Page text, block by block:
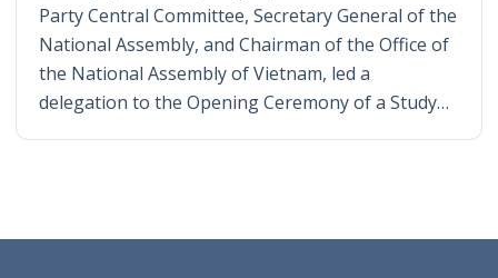
Party Central Committee, Secretary General of the
National Assembly, and Chairman of the Office of
the National Assembly of Vietnam, led a
delegation to the Opening Ceremony of a Study…